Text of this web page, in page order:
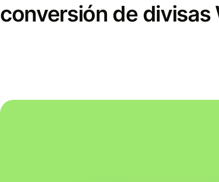
conversión de divisas